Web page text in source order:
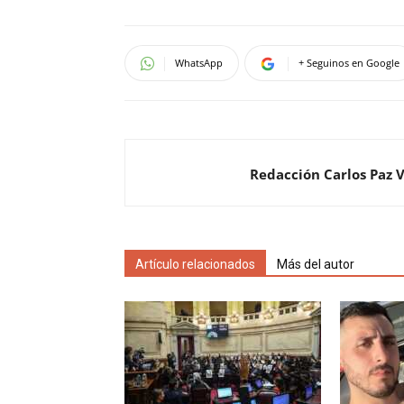
WhatsApp + Seguinos en Google
Redacción Carlos Paz
Artículo relacionados Más del autor